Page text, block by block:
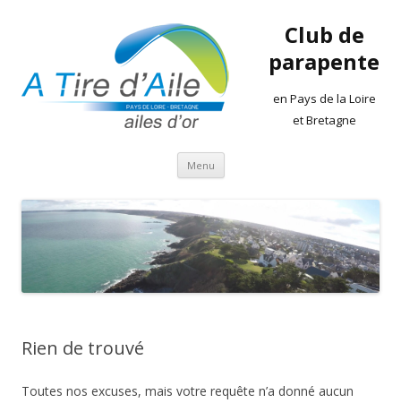
Club de
parapente
en Pays de la Loire
et Bretagne
Menu Aller
contenu
Rien de trouvé
Toutes nos excuses, mais votre requête n’a donné aucun